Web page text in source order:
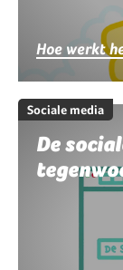
Hoe werkt
Sociale media
De